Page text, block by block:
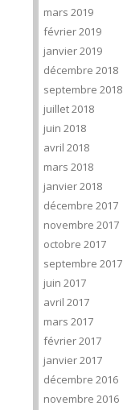
mars 2019
février 2019
janvier 2019
décembre 2018
septembre 2018
juillet 2018
juin 2018
avril 2018
mars 2018
janvier 2018
décembre 2017
novembre 2017
octobre 2017
septembre 2017
juin 2017
avril 2017
mars 2017
février 2017
janvier 2017
décembre 2016
novembre 2016